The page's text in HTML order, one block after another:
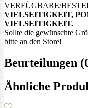
VERFÜGBARE/
VIELSEITIGKEIT,
VIELSEITIGKEIT.
Sollte die gewünschte
bitte an den Store!
Beurteilungen
Ähnliche